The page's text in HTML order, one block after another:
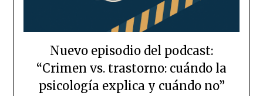
Nuevo episodio del podcast:
“Crimen vs. trastorno: cuándo la
psicología explica y cuándo no”